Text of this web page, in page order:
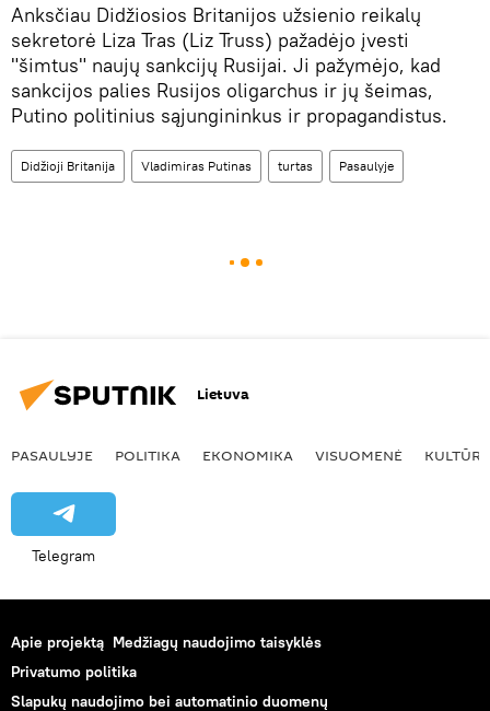
Anksčiau Didžiosios Britanijos užsienio reikalų
sekretorė Liza Tras (Liz Truss) pažadėjo įvesti
"šimtus" naujų sankcijų Rusijai. Ji pažymėjo, kad
sankcijos palies Rusijos oligarchus ir jų šeimas,
Putino politinius sąjungininkus ir propagandistus.
Didžioji Britanija Vladimiras Putinas turtas Pasaulyje
Lietuva
PASAULYJE POLITIKA EKONOMIKA VISUOMENĖ KULTŪRA
Telegram
Apie projektą Medžiagų naudojimo taisyklės
Privatumo politika
Slapukų naudojimo bei automatinio duomenų